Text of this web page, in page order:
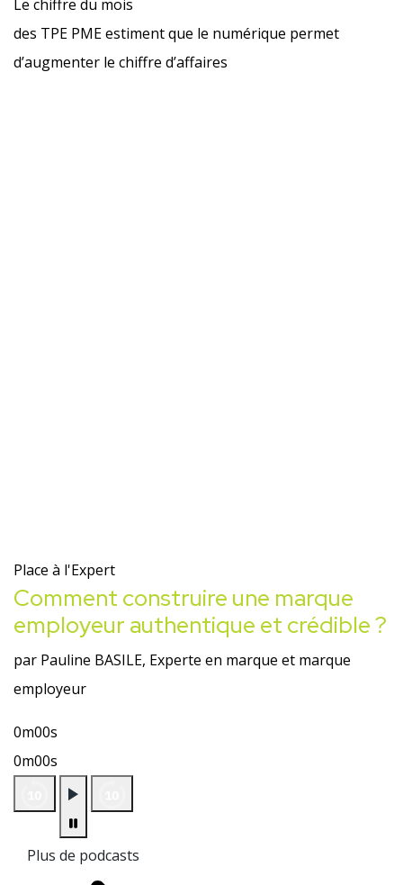
Le chiffre du mois
des TPE PME estiment que le numérique permet
d’augmenter le chiffre d’affaires
Place à l'Expert
Comment construire une marque
employeur authentique et crédible ?
par Pauline BASILE, Experte en marque et marque
employeur
0m00s
0m00s
Plus de podcasts